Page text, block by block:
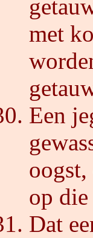
met
Een
op die
Dat